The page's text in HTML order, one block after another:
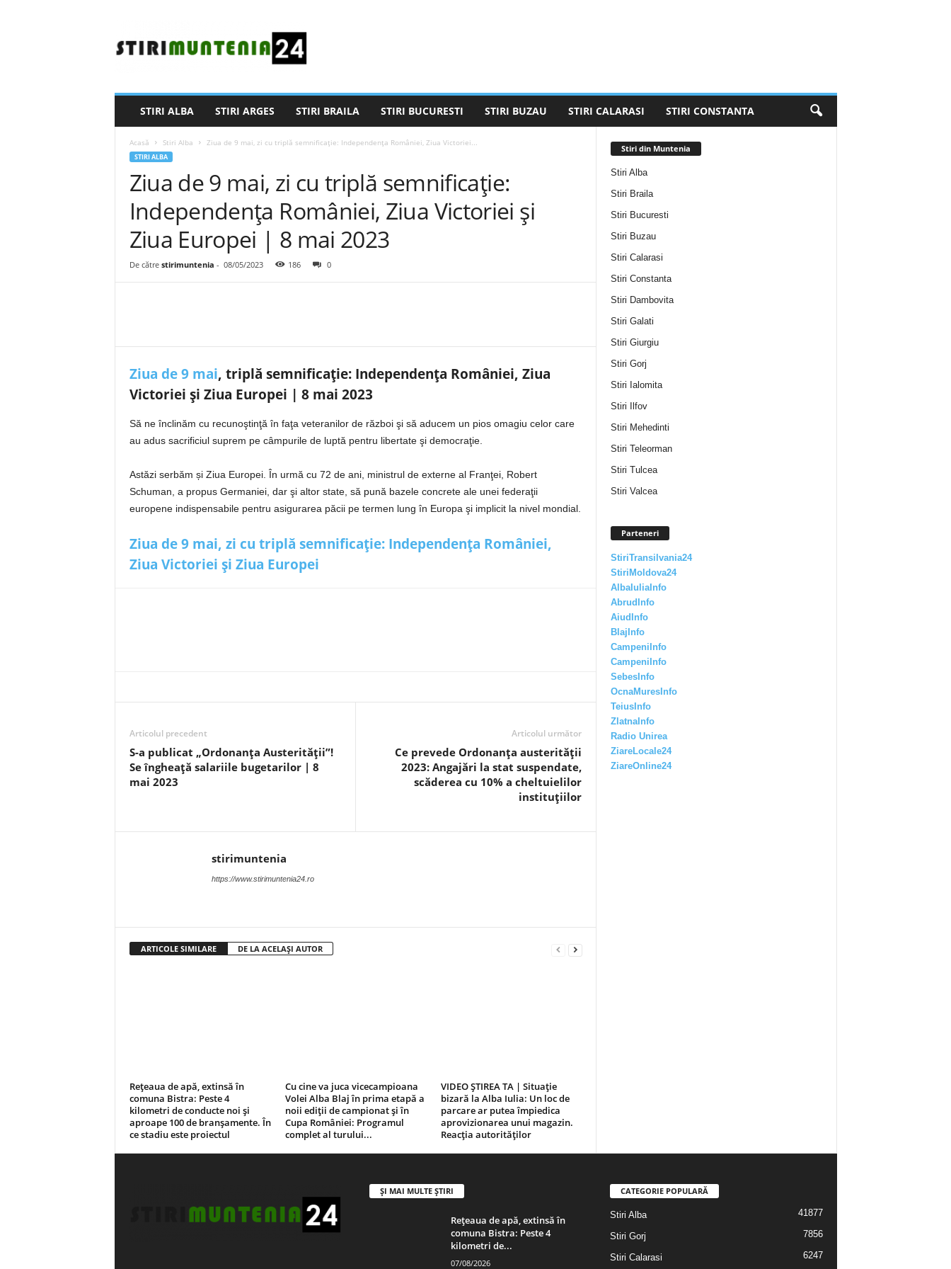
r
STIRI ALBA STIRI ARGES STIRI BRAILA STIRI BUCURESTI STIRI BUZAU STIRI CALARASI STIRI CONSTANTA
Acasă Stiri Alba Ziua de 9 mai, zi cu triplă semnificație: Independenţa României, Ziua Victoriei...
STIRI ALBA
Ziua de 9 mai, zi cu triplă semnificație:
Independenţa României, Ziua Victoriei şi
Ziua Europei | 8 mai 2023
De către stirimuntenia - 08/05/2023 186 0
Ziua de 9 mai, triplă semnificație: Independenţa României, Ziua
Victoriei şi Ziua Europei | 8 mai 2023
Să ne înclinăm cu recunoştinţă în faţa veteranilor de război şi să aducem un pios omagiu celor care
au adus sacrificiul suprem pe câmpurile de luptă pentru libertate şi democraţie.
Astăzi serbăm și Ziua Europei. În urmă cu 72 de ani, ministrul de externe al Franţei, Robert
Schuman, a propus Germaniei, dar şi altor state, să pună bazele concrete ale unei federaţii
europene indispensabile pentru asigurarea păcii pe termen lung în Europa şi implicit la nivel mondial.
Ziua de 9 mai, zi cu triplă semnificație: Independenţa României,
Ziua Victoriei şi Ziua Europei
Articolul precedent
S-a publicat „Ordonanța Austerității”!
Se îngheață salariile bugetarilor | 8
mai 2023
Articolul următor
Ce prevede Ordonanța austerității
2023: Angajări la stat suspendate,
scăderea cu 10% a cheltuielilor
instituțiilor
stirimuntenia
https://www.stirimuntenia24.ro
ARTICOLE SIMILARE DE LA ACELAȘI AUTOR
Rețeaua de apă, extinsă în
comuna Bistra: Peste 4
kilometri de conducte noi și
aproape 100 de branșamente. În
ce stadiu este proiectul
Cu cine va juca vicecampioana
Volei Alba Blaj în prima etapă a
noii ediții de campionat și în
Cupa României: Programul
complet al turului...
VIDEO ȘTIREA TA | Situație
bizară la Alba Iulia: Un loc de
parcare ar putea împiedica
aprovizionarea unui magazin.
Reacția autorităților
Stiri din Muntenia
Stiri Alba
Stiri Braila
Stiri Bucuresti
Stiri Buzau
Stiri Calarasi
Stiri Constanta
Stiri Dambovita
Stiri Galati
Stiri Giurgiu
Stiri Gorj
Stiri Ialomita
Stiri Ilfov
Stiri Mehedinti
Stiri Teleorman
Stiri Tulcea
Stiri Valcea
Parteneri
StiriTransilvania24
StiriMoldova24
AlbaIuliaInfo
AbrudInfo
AiudInfo
BlajInfo
CampeniInfo
CampeniInfo
SebesInfo
OcnaMuresInfo
TeiusInfo
ZlatnaInfo
Radio Unirea
ZiareLocale24
ZiareOnline24
ȘI MAI MULTE ȘTIRI
Rețeaua de apă, extinsă în
comuna Bistra: Peste 4
kilometri de...
07/08/2026
CATEGORIE POPULARĂ
Stiri Alba 41877
Stiri Gorj 7856
Stiri Calarasi 6247